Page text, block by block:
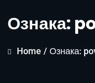
Ознака:
Home / Ознака: